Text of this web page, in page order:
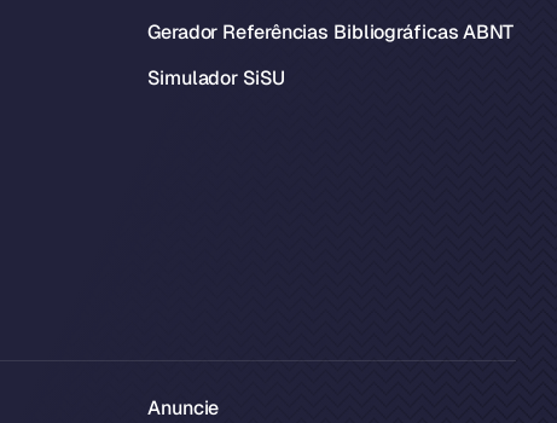
Gerador Referências Bibliográficas ABNT
Simulador SiSU
Anuncie